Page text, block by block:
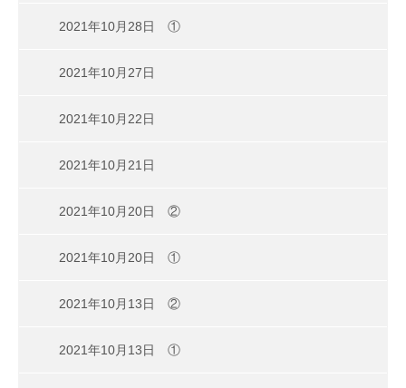
2021年10月28日 ①
2021年10月27日
2021年10月22日
2021年10月21日
2021年10月20日 ②
2021年10月20日 ①
2021年10月13日 ②
2021年10月13日 ①